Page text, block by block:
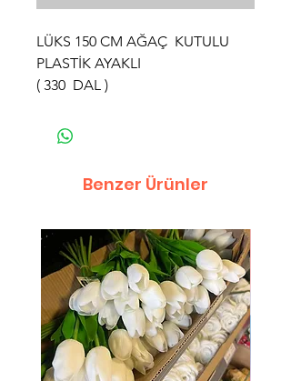
LÜKS 150 CM AĞAÇ KUTULU
PLASTİK AYAKLI
( 330 DAL )
Benzer Ürünler